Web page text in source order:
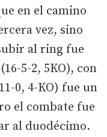
en el camino
vez, sino
al ring fue
5-2, 5KO), con
0, 4-KO) fue un
el combate fue
al duodécimo.